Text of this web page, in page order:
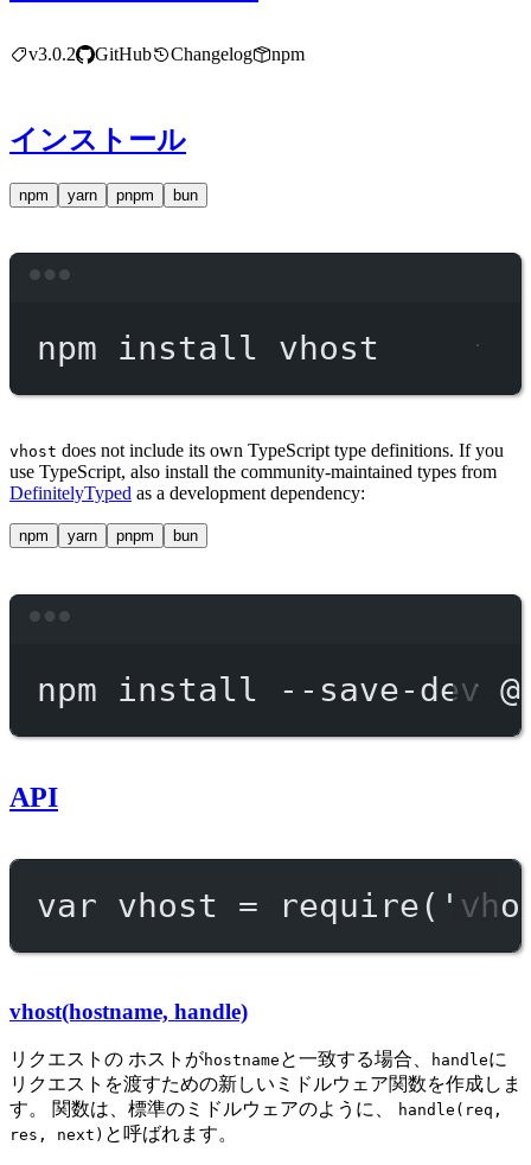
v3.0.2 GitHub Changelog npm
インストール
npm yarn pnpm bun
npm install vhost
vhost does not include its own TypeScript type definitions. If you
use TypeScript, also install the community-maintained types from
DefinitelyTyped as a development dependency:
npm yarn pnpm bun
npm install --save-dev
API
var vhost = require(
vhost(hostname, handle)
リクエストの ホストがhostname と一致する場合、 handleに
リクエストを渡すための新しいミドルウェア関数を作成しま
す。 関数は、標準のミドルウェアのように、
handle(req,
res, next) と呼ばれます。